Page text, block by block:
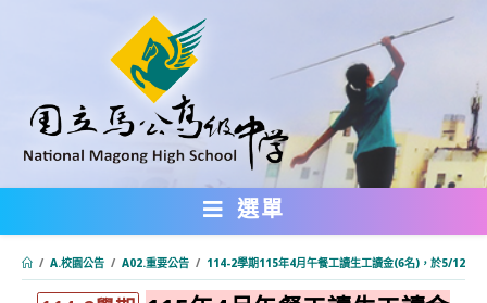
內
選單
/ A.校園公告 / A02.重要公告 / 114-2學期115年4月午餐工讀生工讀金(6名)，於5/12(二)